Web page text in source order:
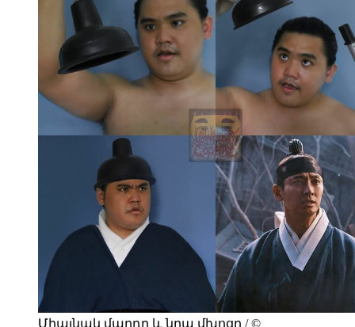
Միայնակ մարդը և նրա մխոցը / ©